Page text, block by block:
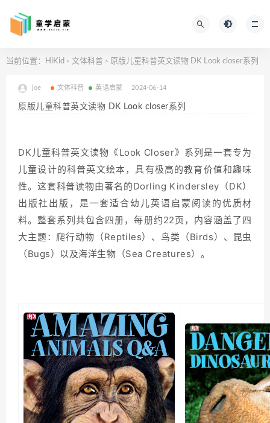
当前位置： HiKid > 文体科普 > 原版儿童科普英文读物 DK Look closer系列
joe 文体科普 英语启蒙 2024-06-14
原版儿童科普英文读物 DK Look closer系列
DK儿童科普英文读物《Look Closer》系列是一套专为
儿童设计的科普英文绘本，具有极高的教育价值和趣味
性。 这套科普读物由著名的Dorling Kindersley（DK）
出版社出版，是一套适合幼儿英语启蒙阅读的优质材
料。 整套系列共包含四册，每册约22页，内容涵盖了四
大主题： 爬行动物（Reptiles）、鸟类（Birds）、昆虫
（Bugs）以及海洋生物（Sea Creatures）。